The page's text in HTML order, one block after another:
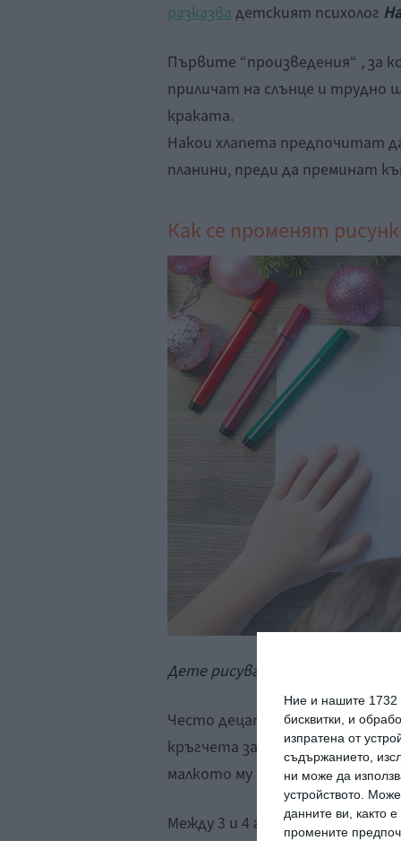
Ние и нашите 1732
бисквитки, и
изпратена от
съдържанието,
ни може да
устройството.
данните ви, както
промените
разказва детският психолог
Първите “произведения“ , за
приличат на слънце и трудно
краката.
Накои хлапета предпочитат
планини, преди да преминат
Как се променят
Дете рисува човече, което
Често децата рисуват глава,
кръгчета за очите. Ръцете са
малкото му човече.
Между 3 и 4 години хлапето